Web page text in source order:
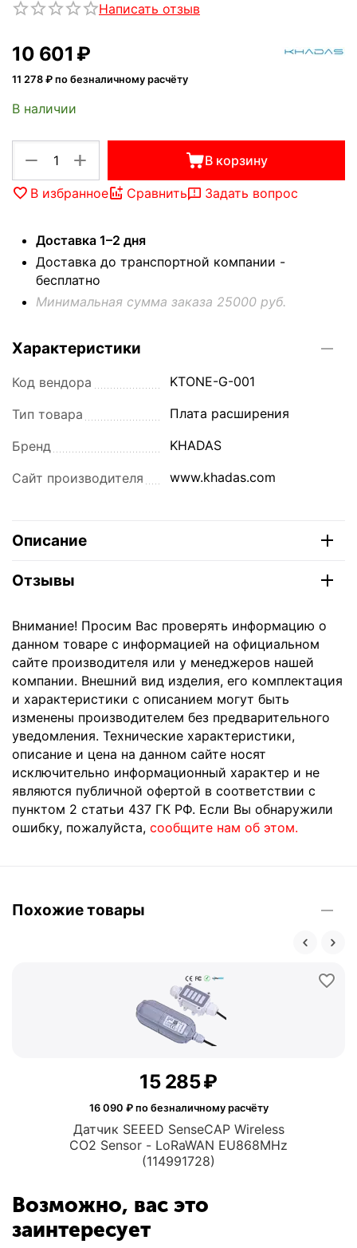
Написать отзыв
10 601 ₽
11 278 ₽ по безналичному расчёту
В наличии
+
− В корзину
В избранное Сравнить Задать вопрос
Доставка 1–2 дня
Доставка до транспортной компании -
бесплатно
Минимальная сумма заказа 25000 руб.
Характеристики
Код вендора KTONE-G-001
Тип товара Плата расширения
Бренд KHADAS
Сайт производителя www.khadas.com
Описание
Отзывы
Внимание! Просим Вас проверять информацию о
данном товаре с информацией на официальном
сайте производителя или у менеджеров нашей
компании. Внешний вид изделия, его комплектация
и характеристики с описанием могут быть
изменены производителем без предварительного
уведомления. Технические характеристики,
описание и цена на данном сайте носят
исключительно информационный характер и не
являются публичной офертой в соответствии с
пунктом 2 статьи 437 ГК РФ. Если Вы обнаружили
ошибку, пожалуйста, сообщите нам об этом.
Похожие товары
Датчик SEEED SenseCAP Wireless
CO2 Sensor - LoRaWAN EU868MHz
(114991728)
15 285₽
16 090 ₽ по безналичному расчёту
Возможно, вас это
заинтересует